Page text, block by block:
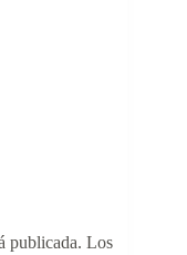
publicada. Los